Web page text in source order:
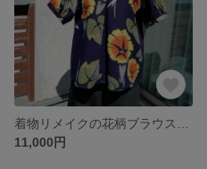
11,000円